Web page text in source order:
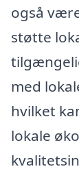
også
støtte
med
hvilket
lokale